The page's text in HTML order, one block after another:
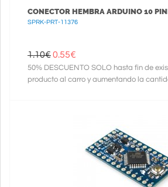
CONECTOR HEMBRA ARDUINO 10
SPRK-PRT-11376
1.10€0.55€
50% DESCUENTO SOLO hasta fin de
producto al carro y aumentando la